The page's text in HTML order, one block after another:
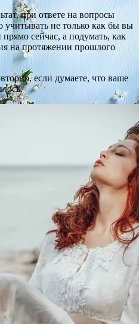
при ответе на вопросы
учитывать не только как бы вы
сейчас, а подумать, как
на протяжении прошлого
если думаете, что ваше